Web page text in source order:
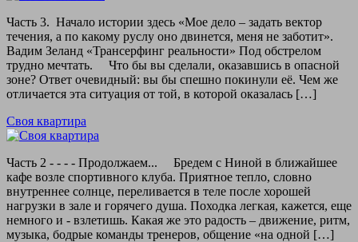
Часть 3. Начало истории здесь «Мое дело – задать вектор
течения, а по какому руслу оно двинется, меня не заботит».
Вадим Зеланд «Трансерфинг реальности» Под обстрелом
трудно мечтать. Что бы вы сделали, оказавшись в опасной
зоне? Ответ очевидный: вы бы спешно покинули её. Чем же
отличается эта ситуация от той, в которой оказалась […]
Своя квартира
Часть 2 - - - - Продолжаем... Бредем с Ниной в ближайшее
кафе возле спортивного клуба. Приятное тепло, словно
внутреннее солнце, переливается в теле после хорошей
нагрузки в зале и горячего душа. Походка легкая, кажется, еще
немного и - взлетишь. Какая же это радость – движение, ритм,
музыка, бодрые команды тренеров, общение «на одной […]